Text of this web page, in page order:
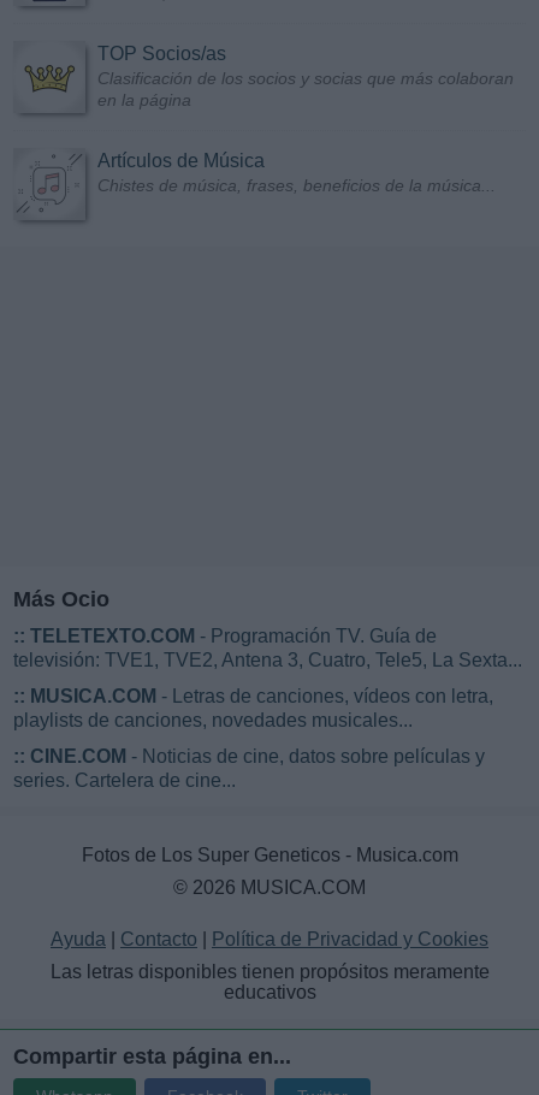
TOP Socios/as
Clasificación de los socios y socias que más colaboran
en la página
Artículos de Música
Chistes de música, frases, beneficios de la música...
Más Ocio
:: TELETEXTO.COM - Programación TV. Guía de
televisión: TVE1, TVE2, Antena 3, Cuatro, Tele5, La Sexta...
:: MUSICA.COM - Letras de canciones, vídeos con letra,
playlists de canciones, novedades musicales...
:: CINE.COM - Noticias de cine, datos sobre películas y
series. Cartelera de cine...
Fotos de Los Super Geneticos - Musica.com
© 2026 MUSICA.COM
Ayuda Contacto
Política de Privacidad y Cookies
Las letras disponibles tienen propósitos meramente
educativos
Compartir esta página en...